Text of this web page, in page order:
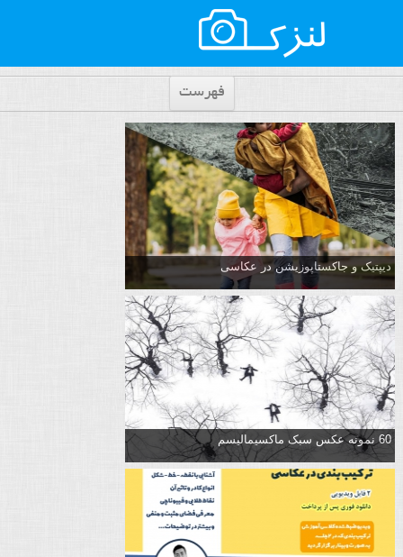
فهرست
دیپتیک و جاکستا‌پوزیشن در عکاسی
60 نمونه عکس سبک ماکسیمالیسم